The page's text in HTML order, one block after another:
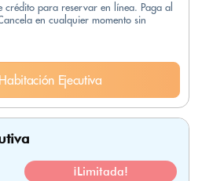
crédito para reservar en línea. Paga al
en cualquier momento sin
Ejecutiva
¡Limitada!